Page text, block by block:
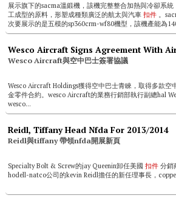
展示旗下的sacma溫鍛機，該機完整整合加熱與冷卻系
工成型的原料，形塑成種類廣泛的航太與汽車 扣件
。
次要展示的是五模的sp360crm-wf80機型，該機產能為
Wesco Aircraft Signs Agreement With
Wesco Aircraft與空中巴士簽署協議
Wesco Aircraft Holdings獲得空中巴士青睞，取得多款空
金零件合約。wesco Aircraft的業務行銷部執行副總hal
wesco...
Reidl, Tiffany Head Nfda For 2013/2014
Reidl與tiffany 帶領nfda開展新頁
Specialty Bolt & Screw的jay Queenin卸任美國 扣件分銷
hodell-natco公司的kevin Reidl擔任的新任理事長，